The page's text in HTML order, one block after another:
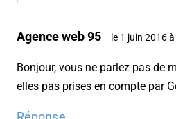
Agence web 95 le 1 juin 2016
Bonjour, vous ne parlez pas de
elles pas prises en compte par